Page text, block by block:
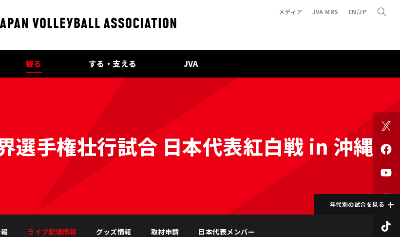
メディア JVA MRS EN/JP
観る する・支える JVA
選手権壮行試合 日本代表紅白戦 in 沖縄
年代別の試合を見る
ライブ配信情報 グッズ情報 取材申請 日本代表メンバー